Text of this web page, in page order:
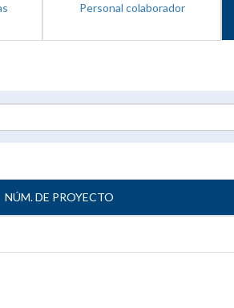
Personal colaborador
NÚM. DE PROYECTO